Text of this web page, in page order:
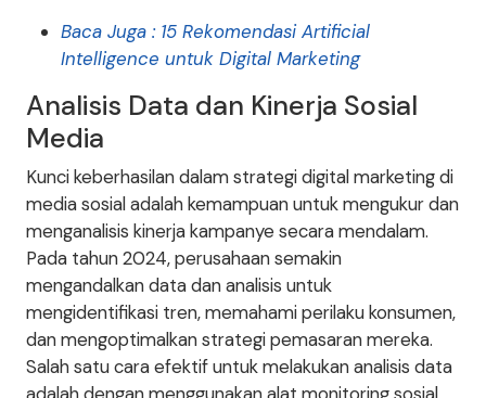
Baca Juga : 15 Rekomendasi Artificial
Intelligence untuk Digital Marketing
Analisis Data dan Kinerja Sosial
Media
Kunci keberhasilan dalam strategi digital marketing di
media sosial adalah kemampuan untuk mengukur dan
menganalisis kinerja kampanye secara mendalam.
Pada tahun 2024, perusahaan semakin
mengandalkan data dan analisis untuk
mengidentifikasi tren, memahami perilaku konsumen,
dan mengoptimalkan strategi pemasaran mereka.
Salah satu cara efektif untuk melakukan analisis data